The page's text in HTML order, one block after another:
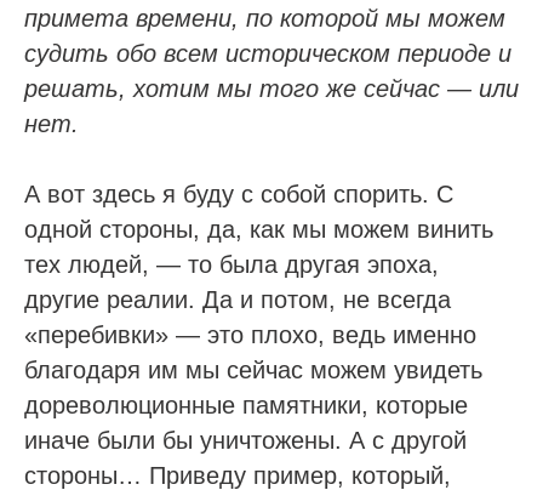
примета времени, по которой мы можем
судить обо всем историческом периоде и
решать, хотим мы того же сейчас — или
нет.
А вот здесь я буду с собой спорить. С
одной стороны, да, как мы можем винить
тех людей, — то была другая эпоха,
другие реалии. Да и потом, не всегда
«перебивки» — это плохо, ведь именно
благодаря им мы сейчас можем увидеть
дореволюционные памятники, которые
иначе были бы уничтожены. А с другой
стороны… Приведу пример, который,